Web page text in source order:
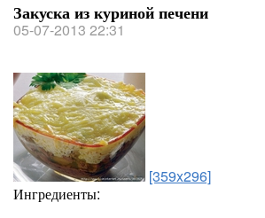
Закуска из куриной печени
05-07-2013 22:31
[359x296]
Ингредиенты: